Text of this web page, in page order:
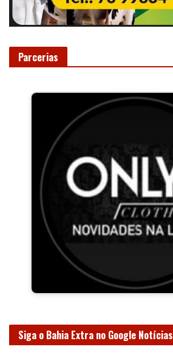
Parcerias
Siga o Bahia Extra no Google Notícias